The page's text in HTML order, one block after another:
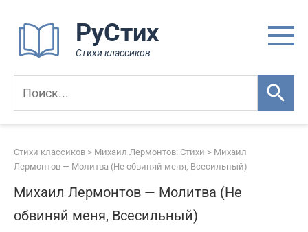
контенту
РуСтих
Стихи классиков
Стихи классиков > Михаил Лермонтов: Стихи > Михаил
Лермонтов — Молитва (Не обвиняй меня, Всесильный)
Михаил Лермонтов — Молитва (Не
обвиняй меня, Всесильный)